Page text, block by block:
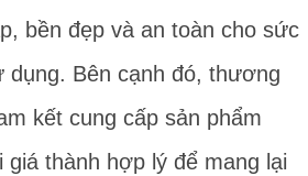
bền đẹp và an toàn cho sức
dụng. Bên cạnh đó, thương
kết cung cấp sản phẩm
thành hợp lý để mang lại